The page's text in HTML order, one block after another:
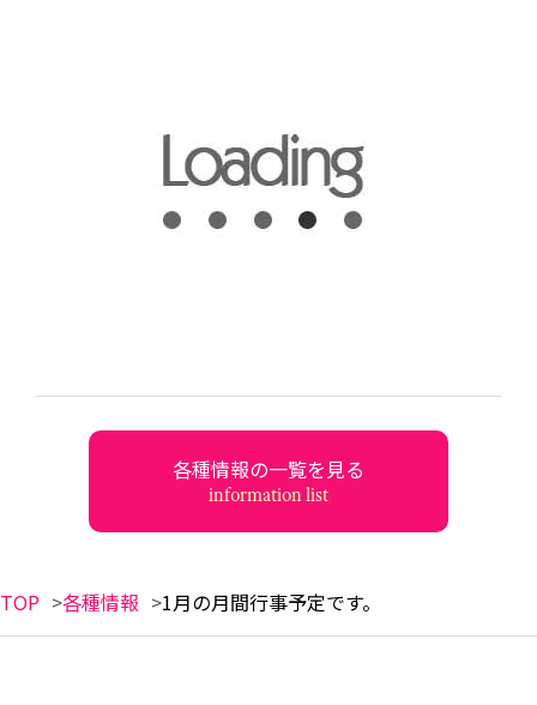
各種情報の一覧を見る
information list
TOP 各種情報 1月の月間行事予定です。